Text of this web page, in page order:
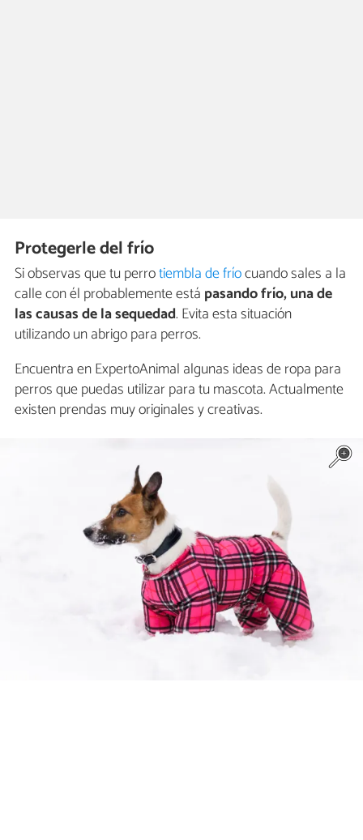
Protegerle del frío
Si observas que tu perrotiembla de fríocuando sales a la
calle con él probablemente está pasando frío, una de
las causas de la sequedad. Evita esta situación
utilizando un abrigo para perros.
Encuentra en ExpertoAnimal algunas ideas de ropa para
perros que puedas utilizar para tu mascota. Actualmente
existen prendas muy originales y creativas.